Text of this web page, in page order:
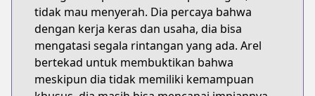
tidak mau menyerah. Dia percaya bahwa
dengan kerja keras dan usaha, dia bisa
mengatasi segala rintangan yang ada. Arel
bertekad untuk membuktikan bahwa
meskipun dia tidak memiliki kemampuan